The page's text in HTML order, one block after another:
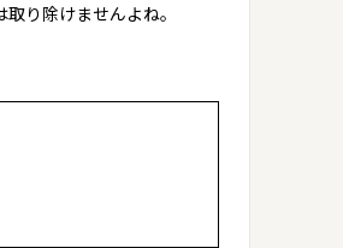
り除けませんよね。